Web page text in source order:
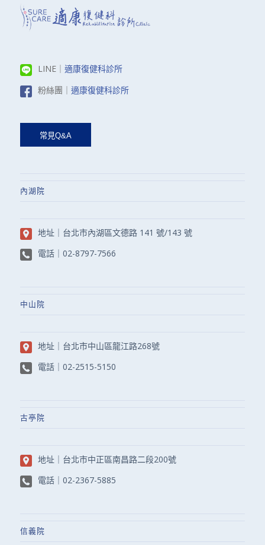
LINE｜ 適康復健科診所
粉絲團｜ 適康復健科診所
內湖院
地址｜ 台北市內湖區文德路 141 號/143 號
電話｜ 02-8797-7566
中山院
地址｜ 台北市中山區龍江路268號
電話｜ 02-2515-5150
古亭院
地址｜ 台北市中正區南昌路二段200號
電話｜ 02-2367-5885
信義院